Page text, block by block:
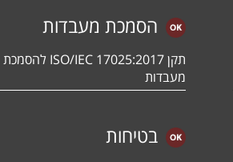
הסמכת מעבדות
תקן ISO/IEC 17025:2017 להסמכת
מעבדות
בטיחות